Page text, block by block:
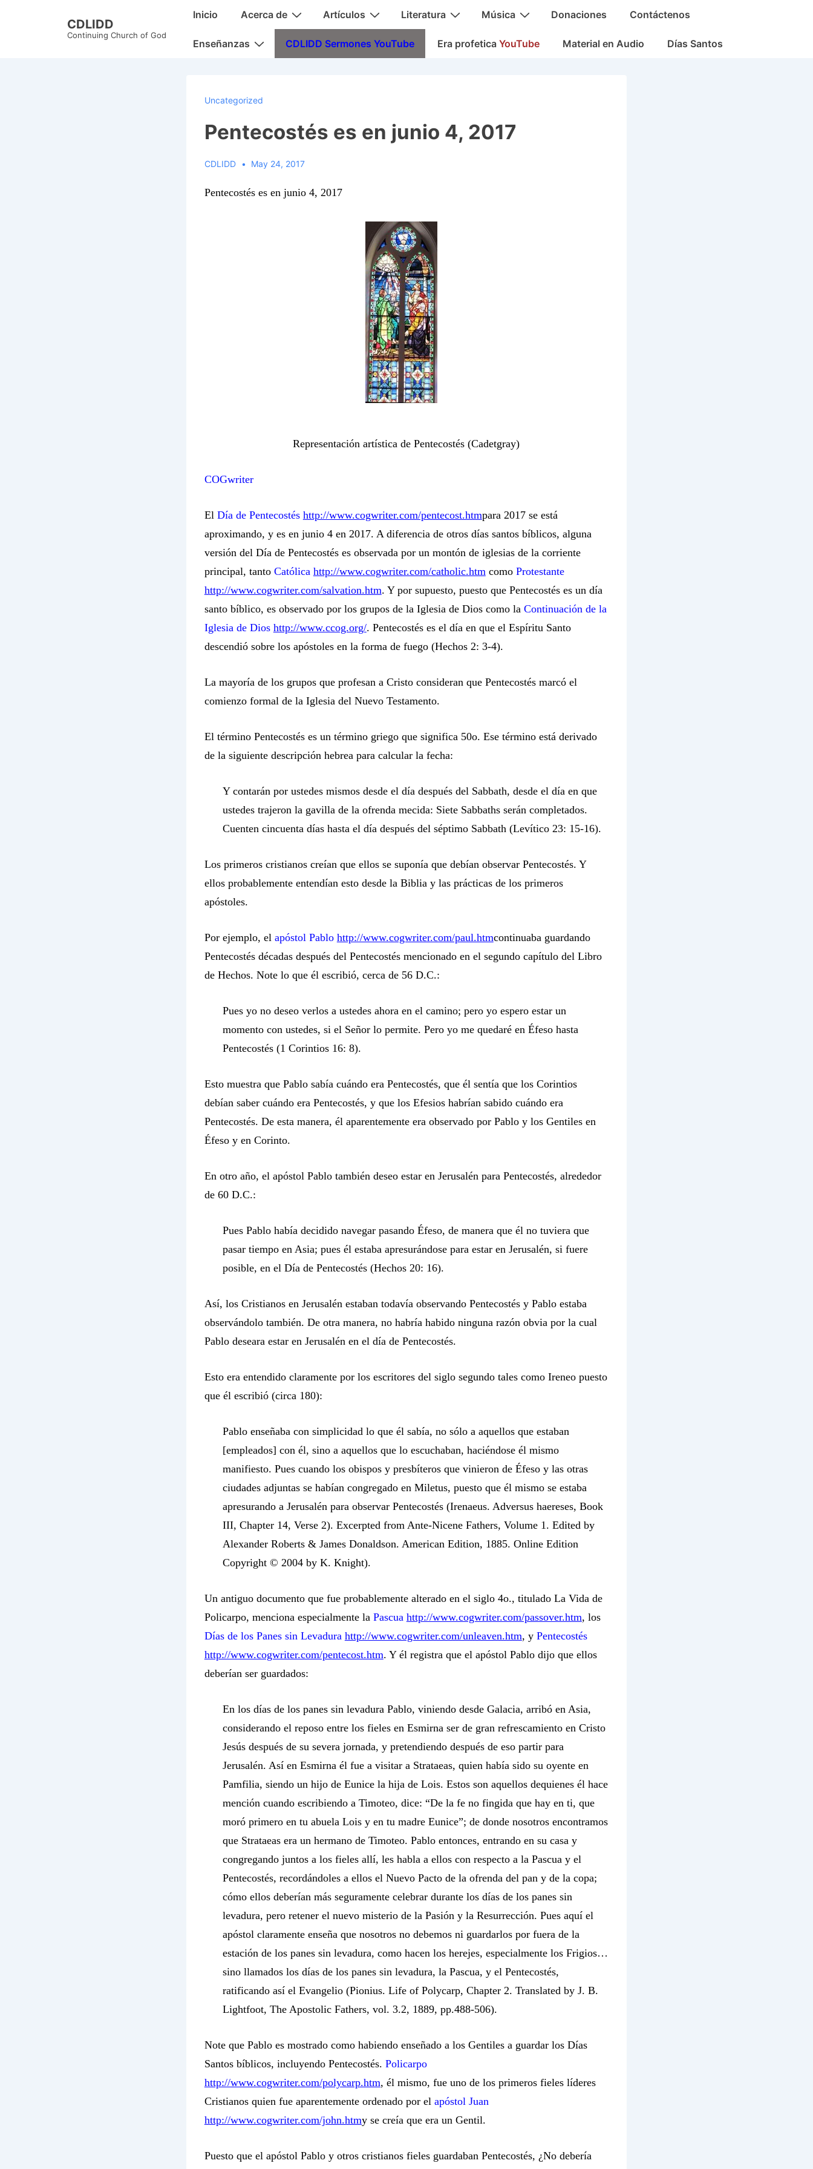
CDLIDD
Continuing Church of God
MainInicio Acerca de Artículos Literatura Música Donaciones Contáctenos
Enseñanzas CDLIDD Sermones YouTube Era profetica YouTube Material en Audio Días Santos
Uncategorized
Pentecostés es en junio 4, 2017
CDLIDD May 24, 2017
Pentecostés es en junio 4, 2017
Representación artística de Pentecostés (Cadetgray)
COGwriter
El Día de Pentecostés http://www.cogwriter.com/pentecost.htmpara 2017 se está
aproximando, y es en junio 4 en 2017. A diferencia de otros días santos bíblicos, alguna
versión del Día de Pentecostés es observada por un montón de iglesias de la corriente
principal, tanto Católica http://www.cogwriter.com/catholic.htmcomo Protestante
http://www.cogwriter.com/salvation.htm. Y por supuesto, puesto que Pentecostés es un día
santo bíblico, es observado por los grupos de la Iglesia de Dios como la Continuación de la
Iglesia de Dios http://www.ccog.org/. Pentecostés es el día en que el Espíritu Santo
descendió sobre los apóstoles en la forma de fuego (Hechos 2: 3-4).
La mayoría de los grupos que profesan a Cristo consideran que Pentecostés marcó el
comienzo formal de la Iglesia del Nuevo Testamento.
El término Pentecostés es un término griego que significa 50o. Ese término está derivado
de la siguiente descripción hebrea para calcular la fecha:
Y contarán por ustedes mismos desde el día después del Sabbath, desde el día en que
ustedes trajeron la gavilla de la ofrenda mecida: Siete Sabbaths serán completados.
Cuenten cincuenta días hasta el día después del séptimo Sabbath (Levítico 23: 15-16).
Los primeros cristianos creían que ellos se suponía que debían observar Pentecostés. Y
ellos probablemente entendían esto desde la Biblia y las prácticas de los primeros
apóstoles.
Por ejemplo, el apóstol Pablo http://www.cogwriter.com/paul.htmcontinuaba guardando
Pentecostés décadas después del Pentecostés mencionado en el segundo capítulo del Libro
de Hechos. Note lo que él escribió, cerca de 56 D.C.:
Pues yo no deseo verlos a ustedes ahora en el camino; pero yo espero estar un
momento con ustedes, si el Señor lo permite. Pero yo me quedaré en Éfeso hasta
Pentecostés (1 Corintios 16: 8).
Esto muestra que Pablo sabía cuándo era Pentecostés, que él sentía que los Corintios
debían saber cuándo era Pentecostés, y que los Efesios habrían sabido cuándo era
Pentecostés. De esta manera, él aparentemente era observado por Pablo y los Gentiles en
Éfeso y en Corinto.
En otro año, el apóstol Pablo también deseo estar en Jerusalén para Pentecostés, alrededor
de 60 D.C.:
Pues Pablo había decidido navegar pasando Éfeso, de manera que él no tuviera que
pasar tiempo en Asia; pues él estaba apresurándose para estar en Jerusalén, si fuere
posible, en el Día de Pentecostés (Hechos 20: 16).
Así, los Cristianos en Jerusalén estaban todavía observando Pentecostés y Pablo estaba
observándolo también. De otra manera, no habría habido ninguna razón obvia por la cual
Pablo deseara estar en Jerusalén en el día de Pentecostés.
Esto era entendido claramente por los escritores del siglo segundo tales como Ireneo puesto
que él escribió (circa180):
Pablo enseñaba con simplicidad lo que él sabía, no sólo a aquellos que estaban
[empleados] con él, sino a aquellos que lo escuchaban, haciéndose él mismo
manifiesto. Pues cuando los obispos y presbíteros que vinieron de Éfeso y las otras
ciudades adjuntas se habían congregado en Miletus, puesto que él mismo se estaba
apresurando a Jerusalén para observar Pentecostés (Irenaeus. Adversus haereses, Book
III, Chapter 14, Verse 2). Excerpted from Ante-Nicene Fathers, Volume 1. Edited by
Alexander Roberts & James Donaldson. American Edition, 1885. Online Edition
Copyright © 2004 by K. Knight).
Un antiguo documento que fue probablemente alterado en el siglo 4o., titulado La Vida de
Policarpo, menciona especialmente la Pascua http://www.cogwriter.com/passover.htm, los
Días de los Panes sin Levadura http://www.cogwriter.com/unleaven.htm, y Pentecostés
http://www.cogwriter.com/pentecost.htm. Y él registra que el apóstol Pablo dijo que ellos
deberían ser guardados:
En los días de los panes sin levadura Pablo, viniendo desde Galacia, arribó en Asia,
considerando el reposo entre los fieles en Esmirna ser de gran refrescamiento en Cristo
Jesús después de su severa jornada, y pretendiendo después de eso partir para
Jerusalén. Así en Esmirna él fue a visitar a Strataeas, quien había sido su oyente en
Pamfilia, siendo un hijo de Eunice la hija de Lois. Estos son aquellos dequienes él hace
mención cuando escribiendo a Timoteo, dice: “De la fe no fingida que hay en ti, que
moró primero en tu abuela Lois y en tu madre Eunice”; de donde nosotros encontramos
que Strataeas era un hermano de Timoteo. Pablo entonces, entrando en su casa y
congregando juntos a los fieles allí, les habla a ellos con respecto a la Pascua y el
Pentecostés, recordándoles a ellos el Nuevo Pacto de la ofrenda del pan y de la copa;
cómo ellos deberían más seguramente celebrar durante los días de los panes sin
levadura, pero retener el nuevo misterio de la Pasión y la Resurrección. Pues aquí el
apóstol claramenteenseña que nosotros no debemos ni guardarlos por fuera de la
estación de los panes sin levadura, como hacen los herejes, especialmente los Frigios…
sino llamados los días de los panes sin levadura, la Pascua, y el Pentecostés,
ratificando así el Evangelio(Pionius. Life of Polycarp, Chapter 2. Translated by J. B.
Lightfoot, The Apostolic Fathers, vol. 3.2, 1889, pp.488-506).
Note que Pablo es mostrado como habiendo enseñado a los Gentiles a guardar los Días
Santos bíblicos, incluyendo Pentecostés. Policarpo
http://www.cogwriter.com/polycarp.htm, él mismo, fue uno de los primeros fieles líderes
Cristianos quien fue aparentemente ordenado por el apóstol Juan
http://www.cogwriter.com/john.htmy se creía que era un Gentil.
Puesto que el apóstol Pablo y otros cristianos fieles guardaban Pentecostés, ¿No debería